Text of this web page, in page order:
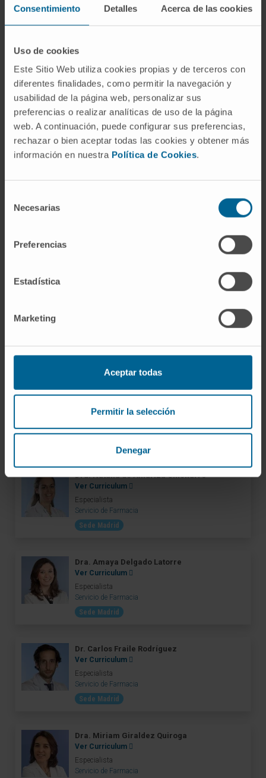
Consentimiento Detalles Acerca de las cookies
Uso de cookies
Este Sitio Web utiliza cookies propias y de terceros con
diferentes finalidades, como permitir la navegación y
usabilidad de la página web, personalizar sus
preferencias o realizar analíticas de uso de la página
web. A continuación, puede configurar sus preferencias,
rechazar o bien aceptar todas las cookies y obtener más
información en nuestra Política de Cookies.
Necesarias
Preferencias
Estadística
Marketing
Aceptar todas
Permitir la selección
Denegar
Sede Pamplona
Ver Curriculum
Especialista
Dra. Emma Bartolomé García
Ver Curriculum
Especialista
Sede Madrid
Dra. Cristina Burgui Alcaide
Especialista
Dra. Natalia de Amuriza Chicharro
Ver Curriculum
Especialista
Servicio de Farmacia
Sede Madrid
Dra. Amaya Delgado Latorre
Ver Curriculum
Especialista
Servicio de Farmacia
Sede Madrid
Dr. Carlos Fraile Rodríguez
Ver Curriculum
Especialista
Servicio de Farmacia
Sede Madrid
Dra. Miriam Giraldez Quiroga
Ver Curriculum
Especialista
Servicio de Farmacia